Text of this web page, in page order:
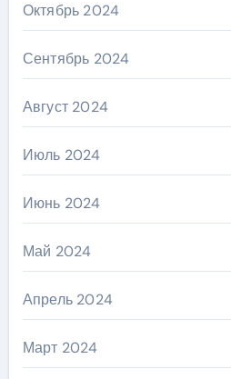
Октябрь 2024
Сентябрь 2024
Август 2024
Июль 2024
Июнь 2024
Май 2024
Апрель 2024
Март 2024